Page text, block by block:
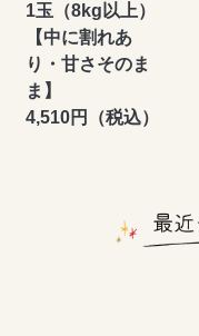
1玉（8kg以上）
【中に割れあ
り・甘さそのま
ま】
4,510円（税込）